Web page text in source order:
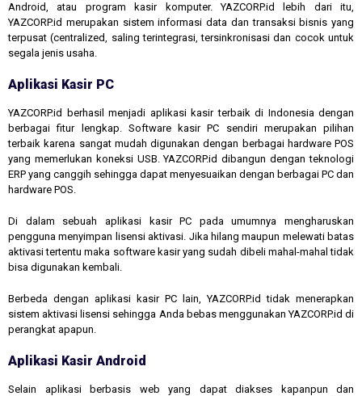
Android, atau program kasir komputer. YAZCORP.id lebih dari itu,
YAZCORP.id merupakan sistem informasi data dan transaksi bisnis yang
terpusat (centralized, saling terintegrasi, tersinkronisasi dan cocok untuk
segala jenis usaha.
Aplikasi Kasir PC
YAZCORP.id berhasil menjadi aplikasi kasir terbaik di Indonesia dengan
berbagai fitur lengkap. Software kasir PC sendiri merupakan pilihan
terbaik karena sangat mudah digunakan dengan berbagai hardware POS
yang memerlukan koneksi USB. YAZCORP.id dibangun dengan teknologi
ERP yang canggih sehingga dapat menyesuaikan dengan berbagai PC dan
hardware POS.
Di dalam sebuah aplikasi kasir PC pada umumnya mengharuskan
pengguna menyimpan lisensi aktivasi. Jika hilang maupun melewati batas
aktivasi tertentu maka software kasir yang sudah dibeli mahal-mahal tidak
bisa digunakan kembali.
Berbeda dengan aplikasi kasir PC lain, YAZCORP.id tidak menerapkan
sistem aktivasi lisensi sehingga Anda bebas menggunakan YAZCORP.id di
perangkat apapun.
Aplikasi Kasir Android
Selain aplikasi berbasis web yang dapat diakses kapanpun dan